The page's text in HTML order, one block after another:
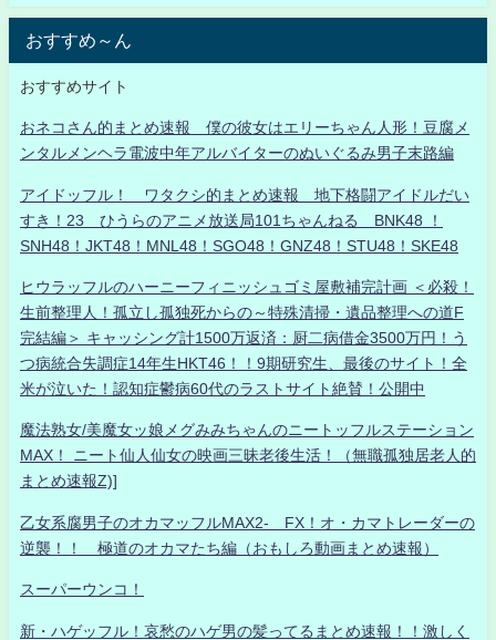
おすすめ～ん
おすすめサイト
おネコさん的まとめ速報 僕の彼女はエリーちゃん人形！豆腐メ
ンタルメンヘラ電波中年アルバイターのぬいぐるみ男子末路編
アイドッフル！ ワタクシ的まとめ速報 地下格闘アイドルだい
すき！23 ひうらのアニメ放送局101ちゃんねる BNK48 ！
SNH48！JKT48！MNL48！SGO48！GNZ48！STU48！SKE48
ヒウラッフルのハーニーフィニッシュゴミ屋敷補完計画 ＜必殺！
生前整理人！孤立し孤独死からの～特殊清掃・遺品整理への道F
完結編＞ キャッシング計1500万返済：厨二病借金3500万円！う
つ病統合失調症14年生HKT46！！9期研究生、最後のサイト！全
米が泣いた！認知症鬱病60代のラストサイト絶賛！公開中
魔法熟女/美魔女ッ娘メグみみちゃんのニートッフルステーション
MAX！ ニート仙人仙女の映画三昧老後生活！（無職孤独居老人的
まとめ速報Z)]
乙女系腐男子のオカマッフルMAX2- FX！オ・カマトレーダーの
逆襲！！ 極道のオカマたち編（おもしろ動画まとめ速報）
スーパーウンコ！
新・ハゲッフル！哀愁のハゲ男の髪ってるまとめ速報！！激しく